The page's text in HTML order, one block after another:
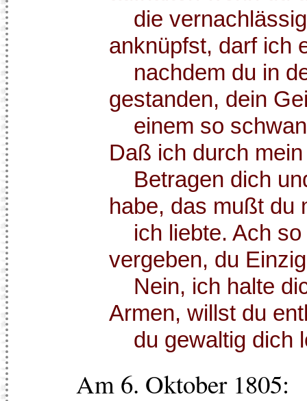
die
anknüpfst, darf ich
nachdem du in
gestanden, dein
einem so
Daß ich durch
Betragen dich
habe, das mußt du
ich liebte. Ach so
vergeben, du
Nein, ich halte
Armen, willst du
du gewaltig dich
Am 6. Oktober 1805: